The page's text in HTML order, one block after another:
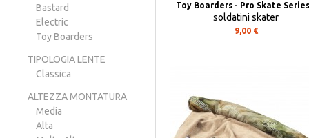
Toy Boarders - Pro Skate
soldatini skater
9,00 €
Bastard
Electric
Toy Boarders
TIPOLOGIA LENTE
Classica
ALTEZZA MONTATURA
Media
Alta